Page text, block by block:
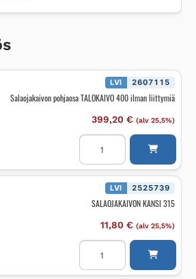
LVI 2607115
Salaojakaivon pohjaosa TALOKAIVO 400 ilman liittymiä
399,20 € (alv 25,5%)
Salaojakaivon
pohjaosa
TALOKAIVO
400
ilman
liittymiä
määrä
LVI 2525739
SALAOJAKAIVON KANSI 315
11,80 € (alv 25,5%)
SALAOJAKAIVON
KANSI
määrä